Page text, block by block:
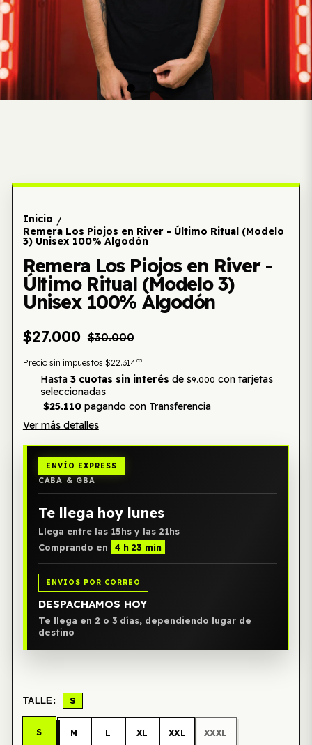
Inicio /
Remera Los Piojos en River - Último Ritual (Modelo
3) Unisex 100% Algodón
Remera Los Piojos en River -
Último Ritual (Modelo 3)
Unisex 100% Algodón
$27.000 $30.000
Precio sin impuestos $22.31405
Hasta 3 cuotas sin interés de $9.000 con tarjetas
seleccionadas
$25.110pagando con Transferencia
Ver más detalles
ENVÍO EXPRESS
CABA & GBA
Te llega hoy lunes
Llega entre las 15hs y las 21hs
Comprando en
4 h 23 min
ENVIOS POR CORREO
DESPACHAMOS HOY
Te llega en 2 o 3 días, dependiendo lugar de
destino
TALLE: S
S M L XL XXL XXXL